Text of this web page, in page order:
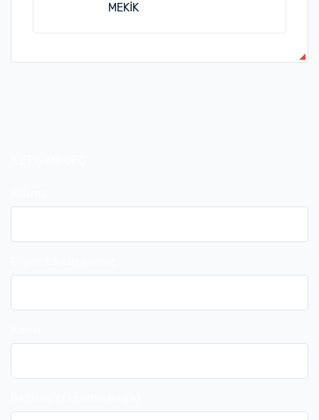
MEKİK